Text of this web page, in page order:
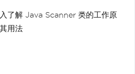
了解 Java Scanner 类的工作原
用法